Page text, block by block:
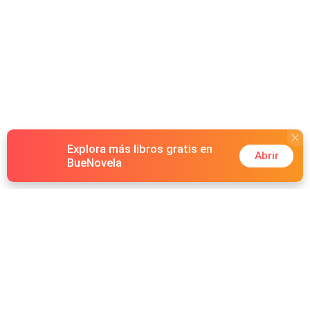
Explora más libros gratis en
BueNovela
Abrir